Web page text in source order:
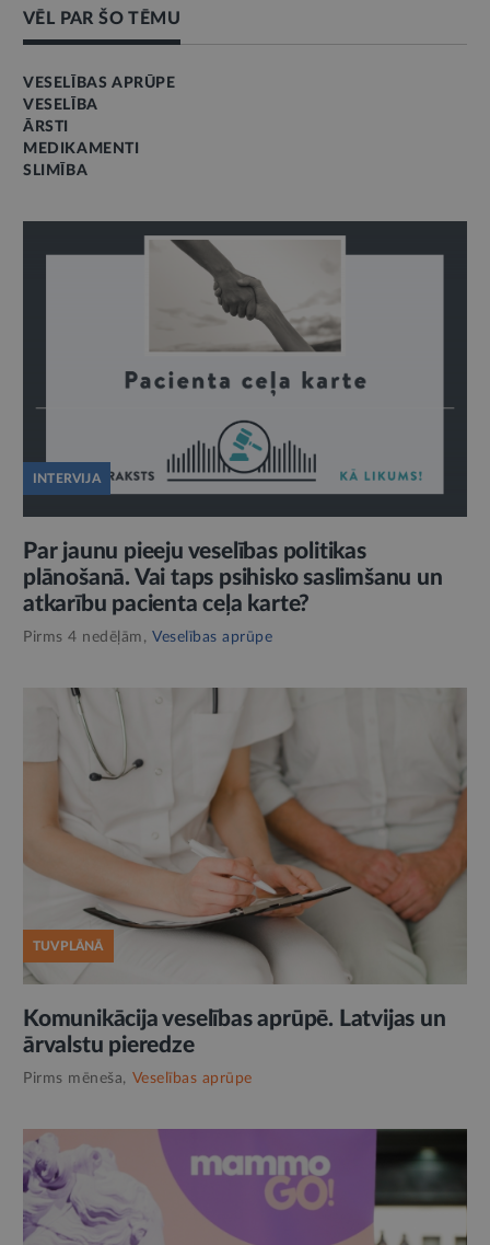
VĒL PAR ŠO TĒMU
VESELĪBAS APRŪPE
VESELĪBA
ĀRSTI
MEDIKAMENTI
SLIMĪBA
INTERVIJA
Par jaunu pieeju veselības politikas
plānošanā. Vai taps psihisko saslimšanu un
atkarību pacienta ceļa karte?
Pirms 4 nedēļām, Veselības aprūpe
TUVPLĀNĀ
Komunikācija veselības aprūpē. Latvijas un
ārvalstu pieredze
Pirms mēneša, Veselības aprūpe